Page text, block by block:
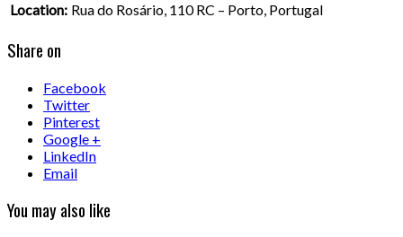
Location: Rua do Rosário, 110 RC – Porto, Portugal
Share on
Facebook
Twitter
Pinterest
Google +
LinkedIn
Email
You may also like